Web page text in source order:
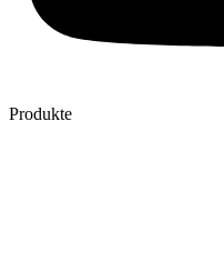
Produkte